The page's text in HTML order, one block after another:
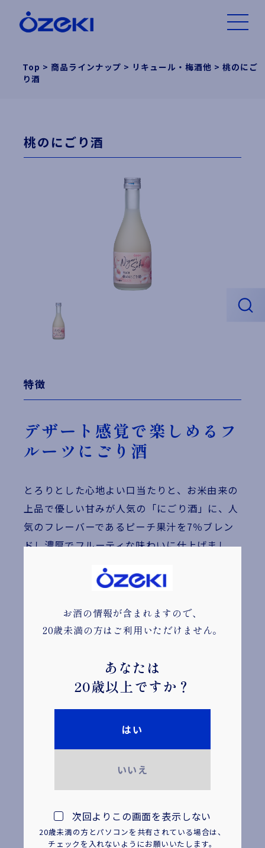
Top > 商品ラインナップ > リキュール・梅酒他 > 桃のにご
り酒
桃のにごり酒
特徴
デザート感覚で楽しめるフ
ルーツにごり酒
とろりとした心地よい口当たりと、お米由来の
上品で優しい甘みが人気の「にごり酒」に、人
気のフレーバーであるピーチ果汁を7％ブレン
ドし濃厚でフルーティな味わいに仕上げまし
にごり酒のふくよかでコクのある味わいに、桃
オンラインショップはこちら
300ml
瓶
お酒の情報が含まれますので、
20歳未満の方はご利用いただけません。
あなたは
20歳以上ですか？
はい
いいえ
次回よりこの画面を表示しない
20歳未満の方とパソコンを共有されている場合は、
チェックを入れないようにお願いいたします。